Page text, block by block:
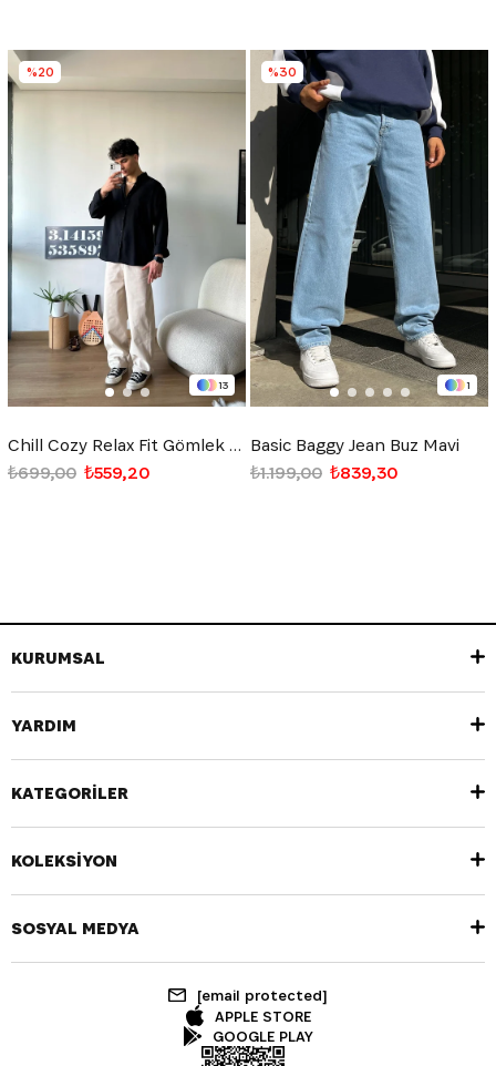
13
Chill Cozy Relax Fit Gömlek Siyah
₺559,20
₺699,00
%20
1
Basic Baggy Jean Buz Mavi
₺839,30
₺1.199,00
%30
KURUMSAL
YARDIM
KATEGORİLER
KOLEKSİYON
SOSYAL MEDYA
[email protected]
APPLE STORE
GOOGLE PLAY